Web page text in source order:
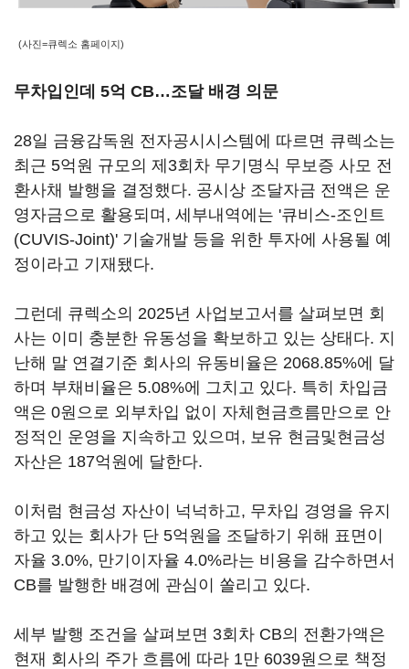
(사진=큐렉소 홈페이지)
무차입인데 5억 CB…조달 배경 의문
28일 금융감독원 전자공시시스템에 따르면 큐렉소는
최근 5억원 규모의 제3회차 무기명식 무보증 사모 전
환사채 발행을 결정했다. 공시상 조달자금 전액은 운
영자금으로 활용되며, 세부내역에는 '큐비스-조인트
(CUVIS-Joint)' 기술개발 등을 위한 투자에 사용될 예
정이라고 기재됐다.
그런데 큐렉소의 2025년 사업보고서를 살펴보면 회
사는 이미 충분한 유동성을 확보하고 있는 상태다. 지
난해 말 연결기준 회사의 유동비율은 2068.85%에 달
하며 부채비율은 5.08%에 그치고 있다. 특히 차입금
액은 0원으로 외부차입 없이 자체현금흐름만으로 안
정적인 운영을 지속하고 있으며, 보유 현금및현금성
자산은 187억원에 달한다.
이처럼 현금성 자산이 넉넉하고, 무차입 경영을 유지
하고 있는 회사가 단 5억원을 조달하기 위해 표면이
자율 3.0%, 만기이자율 4.0%라는 비용을 감수하면서
CB를 발행한 배경에 관심이 쏠리고 있다.
세부 발행 조건을 살펴보면 3회차 CB의 전환가액은
현재 회사의 주가 흐름에 따라 1만 6039원으로 책정